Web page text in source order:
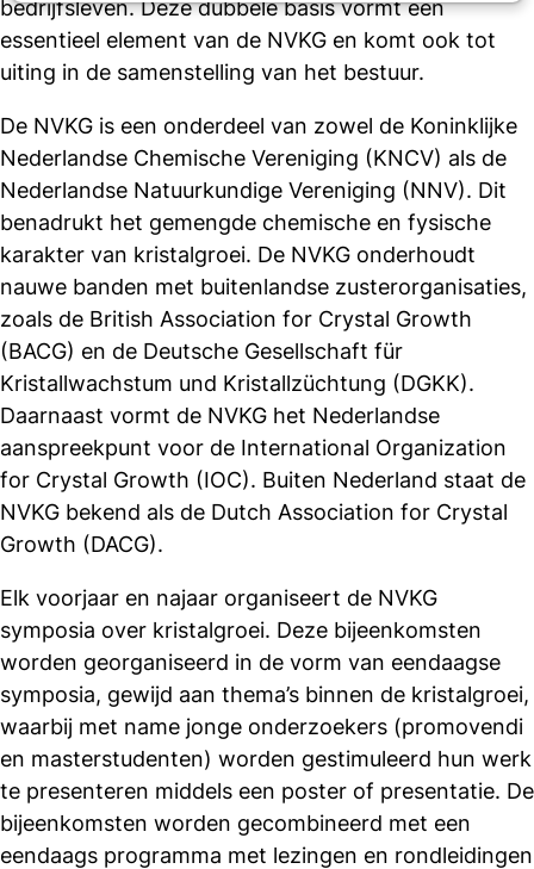
bedrijfsleven. Deze dubbele basis vormt een
essentieel element van de NVKG en komt ook tot
uiting in de samenstelling van het bestuur.
De NVKG is een onderdeel van zowel de Koninklijke
Nederlandse Chemische Vereniging (KNCV) als de
Nederlandse Natuurkundige Vereniging (NNV). Dit
benadrukt het gemengde chemische en fysische
karakter van kristalgroei. De NVKG onderhoudt
nauwe banden met buitenlandse zusterorganisaties,
zoals de British Association for Crystal Growth
(BACG) en de Deutsche Gesellschaft für
Kristallwachstum und Kristallzüchtung (DGKK).
Daarnaast vormt de NVKG het Nederlandse
aanspreekpunt voor de International Organization
for Crystal Growth (IOC). Buiten Nederland staat de
NVKG bekend als de Dutch Association for Crystal
Growth (DACG).
Elk voorjaar en najaar organiseert de NVKG
symposia over kristalgroei. Deze bijeenkomsten
worden georganiseerd in de vorm van eendaagse
symposia, gewijd aan thema’s binnen de kristalgroei,
waarbij met name jonge onderzoekers (promovendi
en masterstudenten) worden gestimuleerd hun werk
te presenteren middels een poster of presentatie. De
bijeenkomsten worden gecombineerd met een
eendaags programma met lezingen en rondleidingen